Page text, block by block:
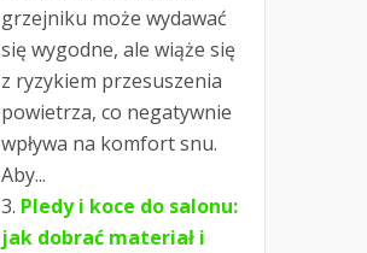
grzejniku może wydawać
się wygodne, ale wiąże się
z ryzykiem przesuszenia
powietrza, co negatywnie
wpływa na komfort snu.
Aby...
Pledy i koce do salonu:
jak dobrać materiał i